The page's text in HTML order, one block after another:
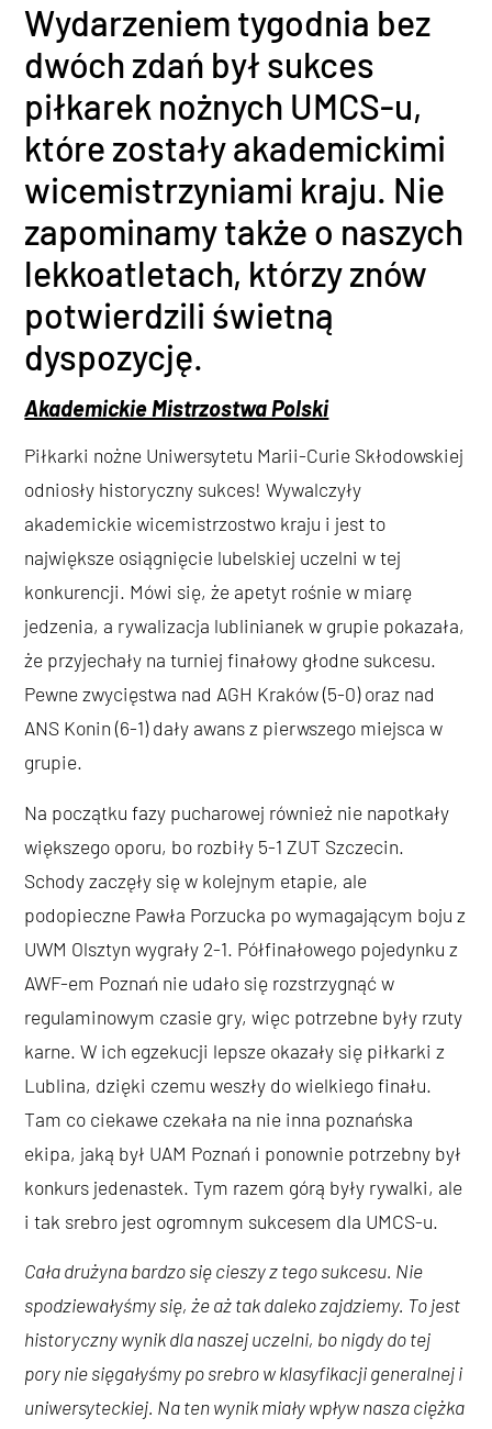
Wydarzeniem tygodnia bez
dwóch zdań był sukces
piłkarek nożnych UMCS-u,
które zostały akademickimi
wicemistrzyniami kraju. Nie
zapominamy także o naszych
lekkoatletach, którzy znów
potwierdzili świetną
dyspozycję.
Akademickie Mistrzostwa Polski
Piłkarki nożne Uniwersytetu Marii-Curie Skłodowskiej
odniosły historyczny sukces! Wywalczyły
akademickie wicemistrzostwo kraju i jest to
największe osiągnięcie lubelskiej uczelni w tej
konkurencji. Mówi się, że apetyt rośnie w miarę
jedzenia, a rywalizacja lublinianek w grupie pokazała,
że przyjechały na turniej finałowy głodne sukcesu.
Pewne zwycięstwa nad AGH Kraków (5-0) oraz nad
ANS Konin (6-1) dały awans z pierwszego miejsca w
grupie.
Na początku fazy pucharowej również nie napotkały
większego oporu, bo rozbiły 5-1 ZUT Szczecin.
Schody zaczęły się w kolejnym etapie, ale
podopieczne Pawła Porzucka po wymagającym boju z
UWM Olsztyn wygrały 2-1. Półfinałowego pojedynku z
AWF-em Poznań nie udało się rozstrzygnąć w
regulaminowym czasie gry, więc potrzebne były rzuty
karne. W ich egzekucji lepsze okazały się piłkarki z
Lublina, dzięki czemu weszły do wielkiego finału.
Tam co ciekawe czekała na nie inna poznańska
ekipa, jaką był UAM Poznań i ponownie potrzebny był
konkurs jedenastek. Tym razem górą były rywalki, ale
i tak srebro jest ogromnym sukcesem dla UMCS-u.
Cała drużyna bardzo się cieszy z tego sukcesu. Nie
spodziewałyśmy się, że aż tak daleko zajdziemy. To jest
historyczny wynik dla naszej uczelni, bo nigdy do tej
pory nie sięgałyśmy po srebro w klasyfikacji generalnej i
uniwersyteckiej. Na ten wynik miały wpływ nasza ciężka